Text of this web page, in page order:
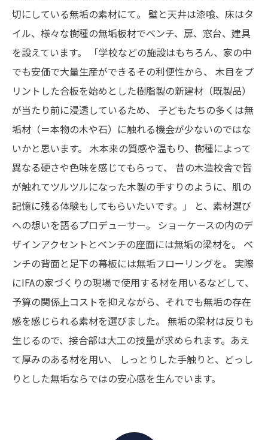
切にしている無垢の素材にて。 壁と天井は漆喰、床はタ
イル、様々な樹種の無垢板材でベンチ、扉、窓台、建具
を設えています。
「学校などの施設はもちろん、家の中
でも安価で大量生産ができるその利便性から、 木目をプ
リントした合板を始めとした樹脂製の新建材（既製品）
が当たり前に浸透しているため、
子どもたちの多くは無
垢材（＝本物の木や石）に触れる機会が少ないのではな
いかと思います。 木本来の質感や温もり、樹種によって
異なる硬さや色味を感じてもらって、
昔の木造校舎で皆
が触れてツルツルになった木製の手すりのように、肌の
記憶に残る体験もしてもらいたいです。」
と、素材選び
への想いを語るプロデューサー。
ショーケースの内のデ
ザインアクセントとベンチの座面には無垢の梁材を。
ベ
ンチの背面と足下の幕板には無垢フローリングを。
実際
にIFAの家づくりの現場で使用する材を用いるなどして、
予算の関係上コストを抑えながら、それでも無垢の存在
感を感じられる素材を選びました。 無垢の梁材は反りも
生じるので、接合部は大工の技量が求められます。あえ
て厚みのある材を用い、
しっとりした手触りと、どっし
りとした無垢ならではの安心感を生んでいます。